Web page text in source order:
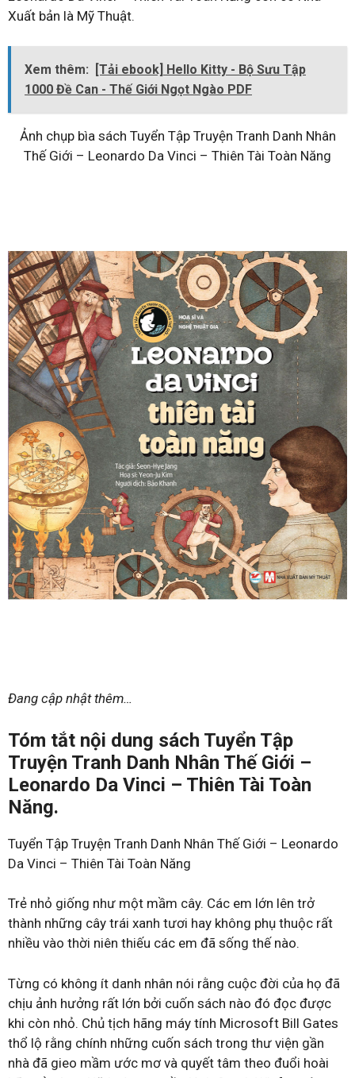
Xuất bản là Mỹ Thuật.
Xem thêm:
[Tải ebook] Hello Kitty - Bộ Sưu Tập
1000 Đề Can - Thế Giới Ngọt Ngào PDF
Ảnh chụp bìa sách Tuyển Tập Truyện Tranh Danh Nhân
Thế Giới – Leonardo Da Vinci – Thiên Tài Toàn Năng
Đang cập nhật thêm…
Tóm tắt nội dung sách Tuyển Tập
Truyện Tranh Danh Nhân Thế Giới –
Leonardo Da Vinci – Thiên Tài Toàn
Năng.
Tuyển Tập Truyện Tranh Danh Nhân Thế Giới – Leonardo
Da Vinci – Thiên Tài Toàn Năng
Trẻ nhỏ giống như một mầm cây. Các em lớn lên trở
thành những cây trái xanh tươi hay không phụ thuộc rất
nhiều vào thời niên thiếu các em đã sống thế nào.
Từng có không ít danh nhân nói rằng cuộc đời của họ đã
chịu ảnh hưởng rất lớn bởi cuốn sách nào đó đọc được
khi còn nhỏ. Chủ tịch hãng máy tính Microsoft Bill Gates
thổ lộ rằng chính những cuốn sách trong thư viện gần
nhà đã gieo mầm ước mơ và quyết tâm theo đuổi hoài